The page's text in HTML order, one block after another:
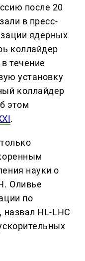
после 20
в пресс-
ядерных
коллайдер
течение
установку
коллайдер
этом
.
науки о
Оливье
по
назвал HL-LHC